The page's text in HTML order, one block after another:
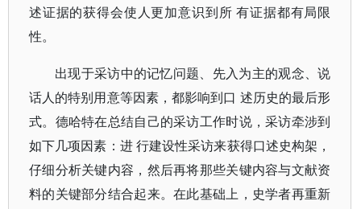
述证据的获得会使人更加意识到所 有证据都有局限
性。
出现于采访中的记忆问题、先入为主的观念、说
话人的特别用意等因素，都影响到口 述历史的最后形
式。德哈特在总结自己的采访工作时说，采访牵涉到
如下几项因素：进 行建设性采访来获得口述史构架，
仔细分析关键内容，然后再将那些关键内容与文献资
料的关键部分结合起来。在此基础上，史学者再重新